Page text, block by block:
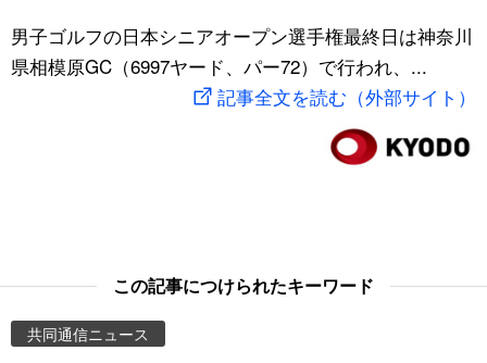
社会
スポーツ・東京2020
旅と暮らし
Images
暮らし
男子ゴルフの日本シニアオープン選手権最終日は神奈川
県相模原GC（6997ヤード、パー72）で行われ、...
記事全文を読む（外部サイト）
この記事につけられたキーワード
共同通信ニュース